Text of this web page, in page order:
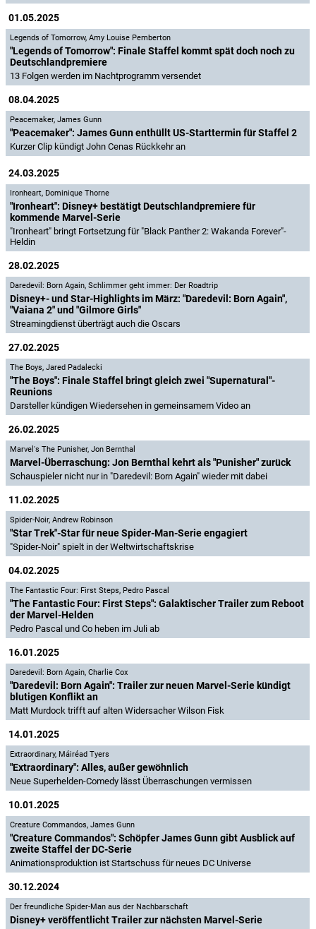
01.05.2025
Legends of Tomorrow, Amy Louise Pemberton
"Legends of Tomorrow": Finale Staffel kommt spät doch noch zu
Deutschlandpremiere
13 Folgen werden im Nachtprogramm versendet
08.04.2025
Peacemaker, James Gunn
"Peacemaker": James Gunn enthüllt US-Starttermin für Staffel 2
Kurzer Clip kündigt John Cenas Rückkehr an
24.03.2025
Ironheart, Dominique Thorne
"Ironheart": Disney+ bestätigt Deutschlandpremiere für
kommende Marvel-Serie
"Ironheart" bringt Fortsetzung für "Black Panther 2: Wakanda Forever"-
Heldin
28.02.2025
Daredevil: Born Again, Schlimmer geht immer: Der Roadtrip
Disney+- und Star-Highlights im März: "Daredevil: Born Again",
"Vaiana 2" und "Gilmore Girls"
Streamingdienst überträgt auch die Oscars
27.02.2025
The Boys, Jared Padalecki
"The Boys": Finale Staffel bringt gleich zwei "Supernatural"-
Reunions
Darsteller kündigen Wiedersehen in gemeinsamem Video an
26.02.2025
Marvel's The Punisher, Jon Bernthal
Marvel-Überraschung: Jon Bernthal kehrt als "Punisher" zurück
Schauspieler nicht nur in "Daredevil: Born Again" wieder mit dabei
11.02.2025
Spider-Noir, Andrew Robinson
"Star Trek"-Star für neue Spider-Man-Serie engagiert
"Spider-Noir" spielt in der Weltwirtschaftskrise
04.02.2025
The Fantastic Four: First Steps, Pedro Pascal
"The Fantastic Four: First Steps": Galaktischer Trailer zum Reboot
der Marvel-Helden
Pedro Pascal und Co heben im Juli ab
16.01.2025
Daredevil: Born Again, Charlie Cox
"Daredevil: Born Again": Trailer zur neuen Marvel-Serie kündigt
blutigen Konflikt an
Matt Murdock trifft auf alten Widersacher Wilson Fisk
14.01.2025
Extraordinary, Máiréad Tyers
"Extraordinary": Alles, außer gewöhnlich
Neue Superhelden-Comedy lässt Überraschungen vermissen
10.01.2025
Creature Commandos, James Gunn
"Creature Commandos": Schöpfer James Gunn gibt Ausblick auf
zweite Staffel der DC-Serie
Animationsproduktion ist Startschuss für neues DC Universe
30.12.2024
Der freundliche Spider-Man aus der Nachbarschaft
Disney+ veröffentlicht Trailer zur nächsten Marvel-Serie